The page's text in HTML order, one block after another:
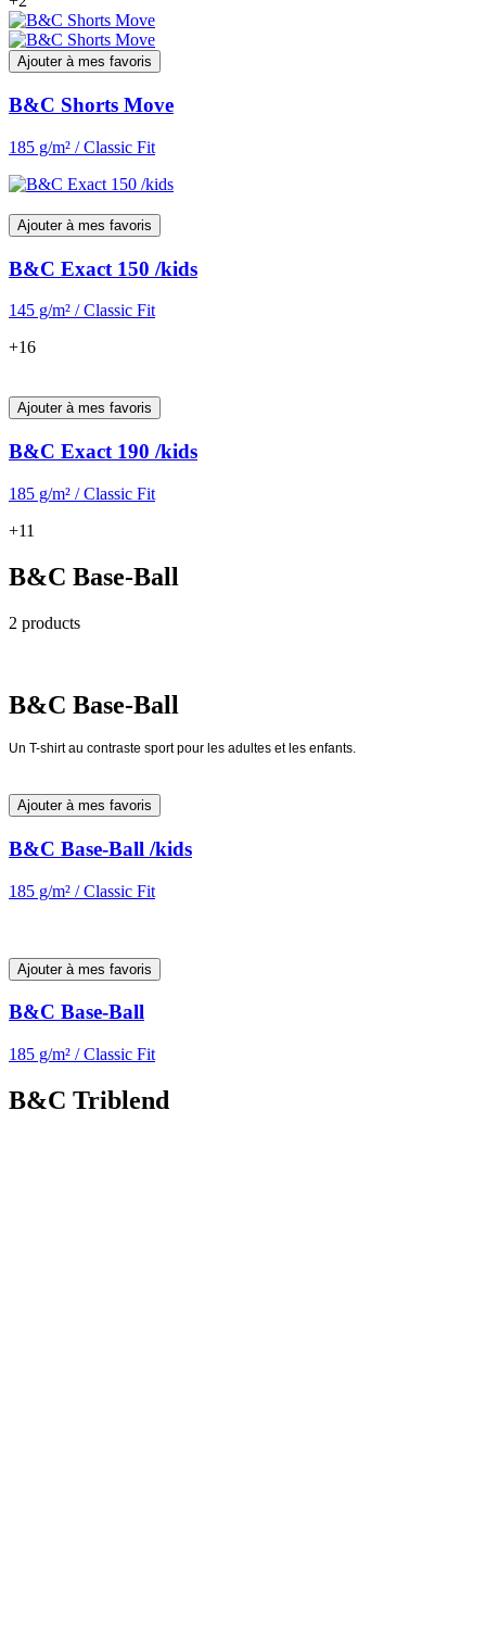
Ajouter à mes favoris
B&C Shorts Move
185 g/m² / Classic Fit
Ajouter à mes favoris
B&C Exact 150 /kids
145 g/m² / Classic Fit
+16
Ajouter à mes favoris
B&C Exact 190 /kids
185 g/m² / Classic Fit
+11
B&C Base-Ball
2 products